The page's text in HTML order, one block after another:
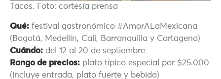
Tacos. Foto: cortesía prensa
Qué: festival gastronómico #AmorALaMexicana
(Bogotá, Medellín, Cali, Barranquilla y Cartagena)
Cuándo: del 12 al 20 de septiembre
Rango de precios: plato típico especial por $25.000
(incluye entrada, plato fuerte y bebida)